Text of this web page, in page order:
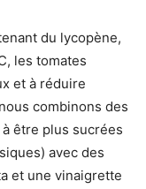
du lycopène,
les tomates
et à réduire
combinons des
être plus sucrées
avec des
et une vinaigrette